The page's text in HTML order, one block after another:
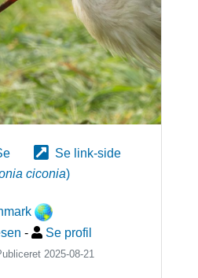
Se link-side
ciconia)
- Se profil
2025-08-21